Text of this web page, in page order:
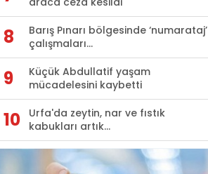
8
Barış Pınarı bölgesinde ‘numarataj’
çalışmaları...
9
Küçük Abdullatif yaşam
mücadelesini kaybetti
10
Urfa'da zeytin, nar ve fıstık
kabukları artık...